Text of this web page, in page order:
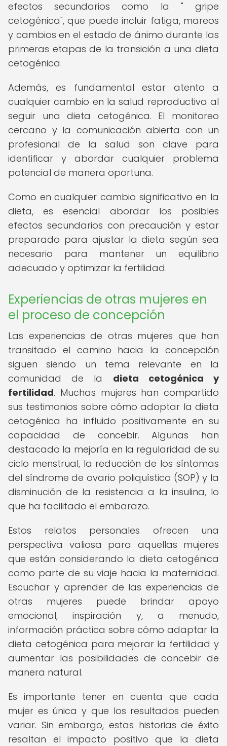
efectos secundarios como la " gripe
cetogénica", que puede incluir fatiga, mareos
y cambios en el estado de ánimo durante las
primeras etapas de la transición a una dieta
cetogénica.
Además, es fundamental estar atento a
cualquier cambio en la salud reproductiva al
seguir una dieta cetogénica. El monitoreo
cercano y la comunicación abierta con un
profesional de la salud son clave para
identificar y abordar cualquier problema
potencial de manera oportuna.
Como en cualquier cambio significativo en la
dieta, es esencial abordar los posibles
efectos secundarios con precaución y estar
preparado para ajustar la dieta según sea
necesario para mantener un equilibrio
adecuado y optimizar la fertilidad.
Experiencias de otras mujeres en
el proceso de concepción
Las experiencias de otras mujeres que han
transitado el camino hacia la concepción
siguen siendo un tema relevante en la
comunidad de la dieta cetogénica y
fertilidad. Muchas mujeres han compartido
sus testimonios sobre cómo adoptar la dieta
cetogénica ha influido positivamente en su
capacidad de concebir. Algunas han
destacado la mejoría en la regularidad de su
ciclo menstrual, la reducción de los síntomas
del síndrome de ovario poliquístico (SOP) y la
disminución de la resistencia a la insulina, lo
que ha facilitado el embarazo.
Estos relatos personales ofrecen una
perspectiva valiosa para aquellas mujeres
que están considerando la dieta cetogénica
como parte de su viaje hacia la maternidad.
Escuchar y aprender de las experiencias de
otras mujeres puede brindar apoyo
emocional, inspiración y, a menudo,
información práctica sobre cómo adaptar la
dieta cetogénica para mejorar la fertilidad y
aumentar las posibilidades de concebir de
manera natural.
Es importante tener en cuenta que cada
mujer es única y que los resultados pueden
variar. Sin embargo, estas historias de éxito
resaltan el impacto positivo que la dieta